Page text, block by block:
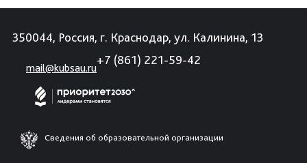
350044, Россия, г. Краснодар, ул. Калинина, 13
mail@kubsau.ru
+7 (861) 221-59-42
Сведения об образовательной организации